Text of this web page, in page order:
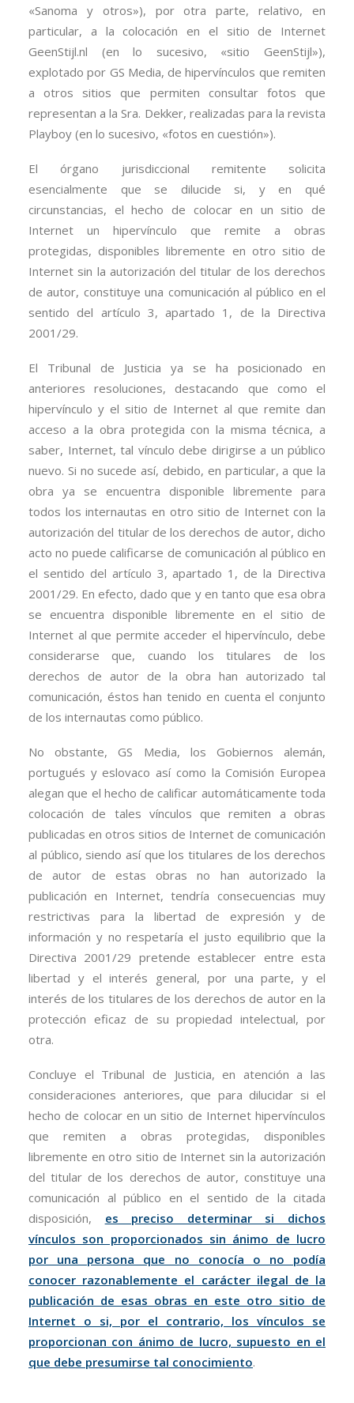
«Sanoma y otros»), por otra parte, relativo, en
particular, a la colocación en el sitio de Internet
GeenStijl.nl (en lo sucesivo, «sitio GeenStijl»),
explotado por GS Media, de hipervínculos que remiten
a otros sitios que permiten consultar fotos que
representan a la Sra. Dekker, realizadas para la revista
Playboy (en lo sucesivo, «fotos en cuestión»).
El órgano jurisdiccional remitente solicita
esencialmente que se dilucide si, y en qué
circunstancias, el hecho de colocar en un sitio de
Internet un hipervínculo que remite a obras
protegidas, disponibles libremente en otro sitio de
Internet sin la autorización del titular de los derechos
de autor, constituye una comunicación al público en el
sentido del artículo 3, apartado 1, de la Directiva
2001/29.
El Tribunal de Justicia ya se ha posicionado en
anteriores resoluciones, destacando que como el
hipervínculo y el sitio de Internet al que remite dan
acceso a la obra protegida con la misma técnica, a
saber, Internet, tal vínculo debe dirigirse a un público
nuevo. Si no sucede así, debido, en particular, a que la
obra ya se encuentra disponible libremente para
todos los internautas en otro sitio de Internet con la
autorización del titular de los derechos de autor, dicho
acto no puede calificarse de comunicación al público en
el sentido del artículo 3, apartado 1, de la Directiva
2001/29. En efecto, dado que y en tanto que esa obra
se encuentra disponible libremente en el sitio de
Internet al que permite acceder el hipervínculo, debe
considerarse que, cuando los titulares de los
derechos de autor de la obra han autorizado tal
comunicación, éstos han tenido en cuenta el conjunto
de los internautas como público.
No obstante, GS Media, los Gobiernos alemán,
portugués y eslovaco así como la Comisión Europea
alegan que el hecho de calificar automáticamente toda
colocación de tales vínculos que remiten a obras
publicadas en otros sitios de Internet de comunicación
al público, siendo así que los titulares de los derechos
de autor de estas obras no han autorizado la
publicación en Internet, tendría consecuencias muy
restrictivas para la libertad de expresión y de
información y no respetaría el justo equilibrio que la
Directiva 2001/29 pretende establecer entre esta
libertad y el interés general, por una parte, y el
interés de los titulares de los derechos de autor en la
protección eficaz de su propiedad intelectual, por
otra.
Concluye el Tribunal de Justicia, en atención a las
consideraciones anteriores, que para dilucidar si el
hecho de colocar en un sitio de Internet hipervínculos
que remiten a obras protegidas, disponibles
libremente en otro sitio de Internet sin la autorización
del titular de los derechos de autor, constituye una
comunicación al público en el sentido de la citada
disposición, es preciso determinar si dichos
vínculos son proporcionados sin ánimo de lucro
por una persona que no conocía o no podía
conocer razonablemente el carácter ilegal de la
publicación de esas obras en este otro sitio de
Internet o si, por el contrario, los vínculos se
proporcionan con ánimo de lucro, supuesto en el
que debe presumirse tal conocimiento.